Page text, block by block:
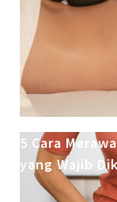
5 Cara
yang Wajib